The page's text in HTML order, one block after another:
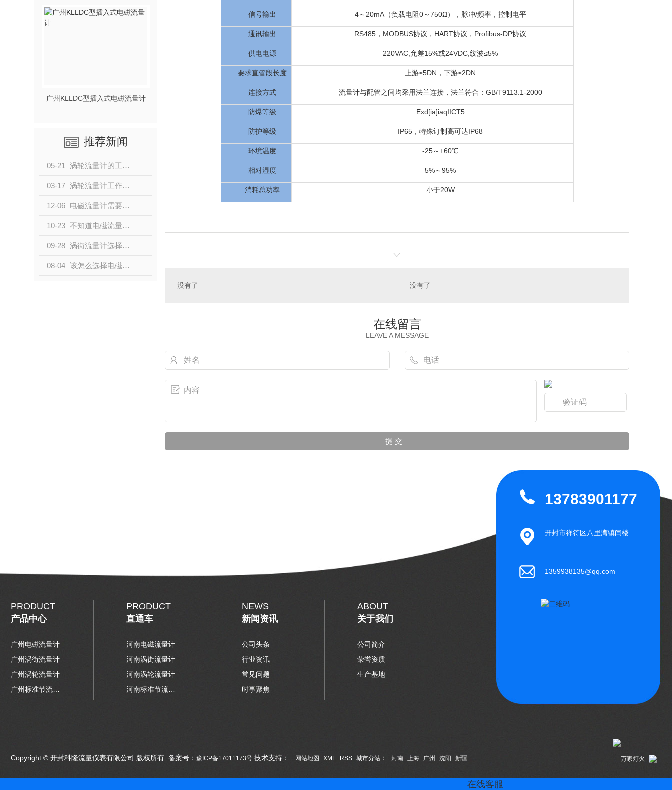
广州KLLDC型插入式电磁流量计
推荐新闻
05-21 涡轮流量计的工作原理与结构
03-17 涡轮流量计工作原理及结构
12-06 电磁流量计需要做哪些专项检测？小编带大家了解一下
10-23 不知道电磁流量器有哪些优缺点的请点击这里！
09-28 涡街流量计选择配件时的注意事项
08-04 该怎么选择电磁流量计？别担心，看这里
信号输出 4～20mA（负载电阻0～750Ω），脉冲/频率，控制电平
通讯输出 RS485，MODBUS协议，HART协议，Profibus-DP协议
供电电源 220VAC,允差15%或24VDC,纹波≤5%
要求直管段长度 上游≥5DN，下游≥2DN
连接方式 流量计与配管之间均采用法兰连接，法兰符合：GB/T9113.1-2000
防爆等级 Exd[ia]iaqIICT5
防护等级 IP65，特殊订制高可达IP68
环境温度 -25～+60℃
相对湿度 5%～95%
消耗总功率 小于20W
没有了 没有了
在线留言
LEAVE A MESSAGE
PRODUCT
产品中心
广州电磁流量计
广州涡街流量计
广州涡轮流量计
广州标准节流装置
PRODUCT
直通车
河南电磁流量计
河南涡街流量计
河南涡轮流量计
河南标准节流装置
NEWS
新闻资讯
公司头条
行业资讯
常见问题
时事聚焦
ABOUT
关于我们
公司简介
荣誉资质
生产基地
13783901177
开封市祥符区八里湾镇闫楼
1359938135@qq.com
Copyright © 开封科隆流量仪表有限公司 版权所有 备案号： 豫ICP备17011173号 技术支持： 网站地图 XML RSS 城市分站 ： 河南 上海 广州 沈阳 新疆
在线客服